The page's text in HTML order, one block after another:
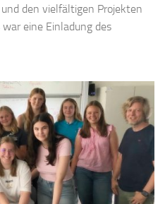
den vielfältigen Projekten
eine Einladung des